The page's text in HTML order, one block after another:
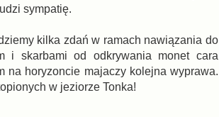
sympatię.
kilka zdań w ramach nawiązania do
i skarbami od odkrywania monet cara
na horyzoncie majaczy kolejna wyprawa.
w jeziorze Tonka!